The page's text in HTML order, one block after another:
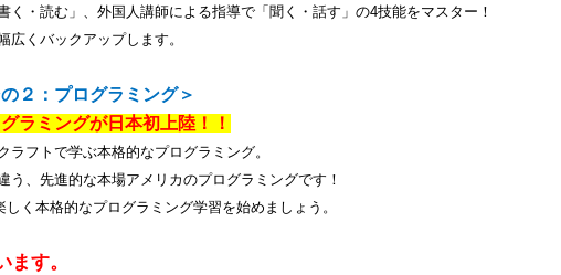
く・読む」、外国人講師による指導で「聞く・話す」の4技能をマスター！
広くバックアップします。
２：プログラミング＞
ラミングが日本初上陸！！
ラフトで学ぶ本格的なプログラミング。
う、先進的な本場アメリカのプログラミングです！
しく本格的なプログラミング学習を始めましょう。
す。